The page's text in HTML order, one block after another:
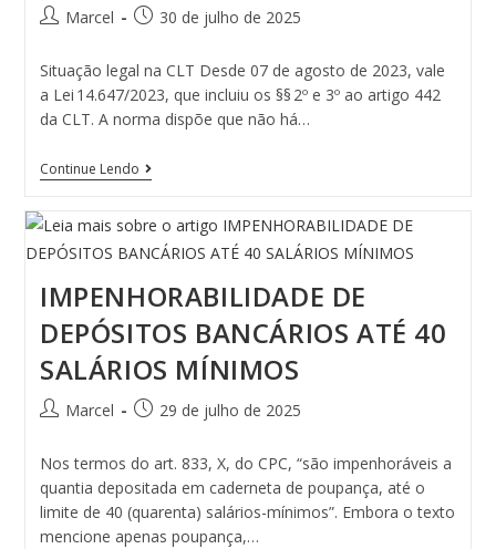
Marcel 30 de julho de 2025
Situação legal na CLT Desde 07 de agosto de 2023, vale
a Lei 14.647/2023, que incluiu os §§ 2º e 3º ao artigo 442
da CLT. A norma dispõe que não há…
Continue Lendo
IMPENHORABILIDADE DE
DEPÓSITOS BANCÁRIOS ATÉ 40
SALÁRIOS MÍNIMOS
Marcel 29 de julho de 2025
Nos termos do art. 833, X, do CPC, “são impenhoráveis a
quantia depositada em caderneta de poupança, até o
limite de 40 (quarenta) salários-mínimos”. Embora o texto
mencione apenas poupança,…